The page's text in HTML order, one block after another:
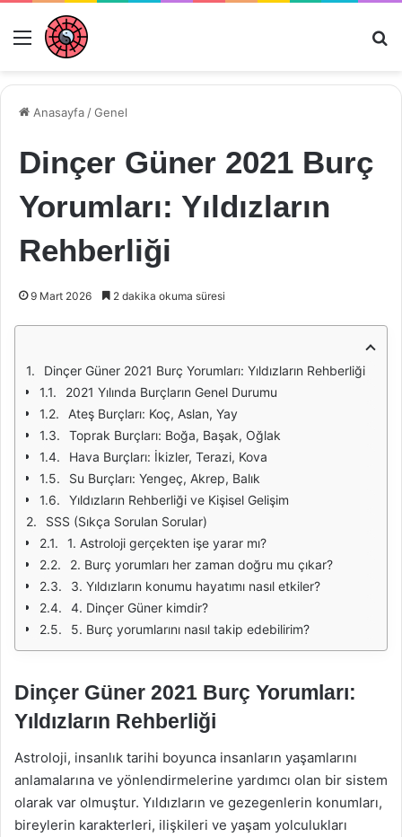
Menü
Anasayfa /Genel
Dinçer Güner 2021 Burç
Yorumları: Yıldızların
Rehberliği
9 Mart 2026 2 dakika okuma süresi
Dinçer Güner 2021 Burç Yorumları: Yıldızların Rehberliği
2021 Yılında Burçların Genel Durumu
Ateş Burçları: Koç, Aslan, Yay
Toprak Burçları: Boğa, Başak, Oğlak
Hava Burçları: İkizler, Terazi, Kova
Su Burçları: Yengeç, Akrep, Balık
Yıldızların Rehberliği ve Kişisel Gelişim
SSS (Sıkça Sorulan Sorular)
1. Astroloji gerçekten işe yarar mı?
2. Burç yorumları her zaman doğru mu çıkar?
3. Yıldızların konumu hayatımı nasıl etkiler?
4. Dinçer Güner kimdir?
5. Burç yorumlarını nasıl takip edebilirim?
Dinçer Güner 2021 Burç Yorumları:
Yıldızların Rehberliği
Astroloji, insanlık tarihi boyunca insanların yaşamlarını
anlamalarına ve yönlendirmelerine yardımcı olan bir sistem
olarak var olmuştur. Yıldızların ve gezegenlerin konumları,
bireylerin karakterleri, ilişkileri ve yaşam yolculukları